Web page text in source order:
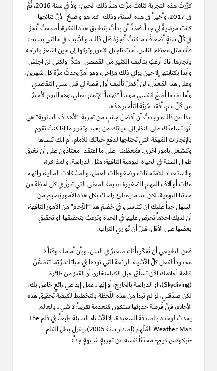
كرَّرتُ هذه التجربة لثلاث مرَّات منذُ ذلك الحين: أولاً في سنة 2016، ثُمَّ
في 2017، وأخيراً في هذه السنة، وذلك -كما هو واضحٌ- لأنَّ نتائجها
كانت مرضيةً لي جداً. فمنذُ أن بدأتُ بتطبيق هذه الفكرة، أصبحتُ أنجزُ
في كُلِّ سنةٍ أضعافَ ما كنتُ أنجزهُ قبل ذلك، والسَّبب في حالتي بسيط:
فأنا، مثل معظم الناس، أحبّ تأجيل الأمور وتركها إلى حين أشعرُ بالرغبة
بإنجازها. فأنا أرغبُ بتأليف الكثير من القصص -مثلاً- ولكني لن أجلسَ
وأبدأ بكتابتها إلا حين يواتي ذلك مزاجي، وهو أمرٌ يحدثُ مرَّة كل شهرين،
وعلى هذا المُعدَّل، لن أكملَ تأليف أول قصة لي قبل سنّي التقاعدي.
وأما عندما أضعُ لنفسي موعداً “نهائياً” لإتمام عملي، وهو اليوم الأخيرُ
من كُلِّ عام، أفقد حُريَّة التأخير هذه.
عدا عن ذلك، وجدتُ أن أفضلَ جانبٍ من تجربة “الأهداف السنوية” هي
أنها تساعدُكَ على النظر إلى حياتك من بعيد وتقرير ما إذا كنتَ تقوم
بالإنجازات المُهمّة التي تحتاجها لدفع حياتك للأمام، أم أنك تنساها
وتنشغل بأمور أخرى. فمُعظمنا -على ما أعتقد- معتادُون على أن نغرق
طوال السنة في الحياة اليومية التافهة: مثل الدراسة، والمذاكرة،
والاستعداد للامتحانات، وضغوطات العمل، والمشكلات المالية، وإنهاء
مئات أو آلاف المهام الصّغيرة عديمة المعنى التي تبرزُ في كل لحظة من
حياتنا اليومية. لكن عندما يمتلئ رأسكَ بكل هذه الأمور يُصبح من
السهل جداً عليك أن تتناسى، في خضمّ هذا “الزّحام” من الأمور التافهة،
أن لديك أحلاماً تحرصُ عليها في الحياة وترغبُ بتحقيقها، أو تحقيقِ
بعضها على الأقل، قبلَ أن تُواري التراب.
فمن الطبيعي أن تُفكّر بأنك صغيرٌ في السن، وبأن أمامك وقتاً لا
محدوداً لفعل كلِّ الأشياء الرائعة التي تودها في حياتك. رُبّما تتضمَّنُ
قائمة أحلامك الآن تسلّق جبل الكيلمنغارو، أو القفز من طائرة
(Skydiving)، أو الدراسة بالخارج، أو إنهاء عمل إبداعي رائعٍ خاص بك،
لكن صدّقني، لو لم تبدأ من هذه اللّحظة بالتخطيط لكيفية تحقيق هذه
الأحلام، فإنَّ فُرصة حدوثها ستكون مُنعدمة تقريباً: لا شيء بالعالم
يحدث لوحده بالصدفة السعيدة، إلا الأشياء السيئة طبعاً.
في فلم The
Weather Man المُلْهِم (إصدار سنة 2005)، يقول بطلُ الفلم
-نيكولاس كيج- محدّثاً نفسه عن تجربةٍ شبيهةٍ جداً: